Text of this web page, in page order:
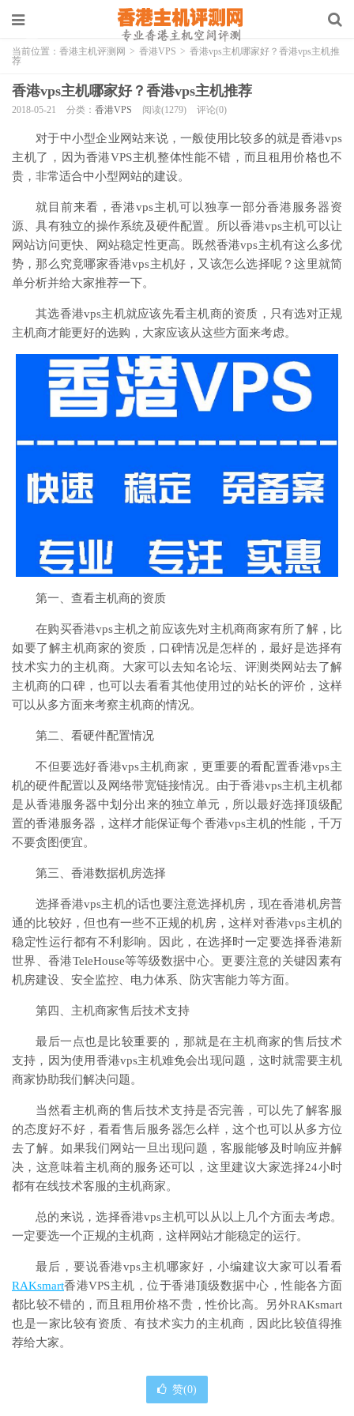
当前位置： 香港主机评测网 > 香港VPS > 香港vps主机哪家好？香港vps主机推
荐
香港vps主机哪家好？香港vps主机推荐
2018-05-21 分类： 香港VPS 阅读(1279) 评论(0)
对于中小型企业网站来说，一般使用比较多的就是香港vps
主机了，因为香港VPS主机整体性能不错，而且租用价格也不
贵，非常适合中小型网站的建设。
就目前来看，香港vps主机可以独享一部分香港服务器资
源、具有独立的操作系统及硬件配置。所以香港vps主机可以让
网站访问更快、网站稳定性更高。既然香港vps主机有这么多优
势，那么究竟哪家香港vps主机好，又该怎么选择呢？这里就简
单分析并给大家推荐一下。
其选香港vps主机就应该先看主机商的资质，只有选对正规
主机商才能更好的选购，大家应该从这些方面来考虑。
第一、查看主机商的资质
在购买香港vps主机之前应该先对主机商商家有所了解，比
如要了解主机商家的资质，口碑情况是怎样的，最好是选择有
技术实力的主机商。大家可以去知名论坛、评测类网站去了解
主机商的口碑，也可以去看看其他使用过的站长的评价，这样
可以从多方面来考察主机商的情况。
第二、看硬件配置情况
不但要选好香港vps主机商家，更重要的看配置香港vps主
机的硬件配置以及网络带宽链接情况。由于香港vps主机主机都
是从香港服务器中划分出来的独立单元，所以最好选择顶级配
置的香港服务器，这样才能保证每个香港vps主机的性能，千万
不要贪图便宜。
第三、香港数据机房选择
选择香港vps主机的话也要注意选择机房，现在香港机房普
通的比较好，但也有一些不正规的机房，这样对香港vps主机的
稳定性运行都有不利影响。因此，在选择时一定要选择香港新
世界、香港TeleHouse等等级数据中心。更要注意的关键因素有
机房建设、安全监控、电力体系、防灾害能力等方面。
第四、主机商家售后技术支持
最后一点也是比较重要的，那就是在主机商家的售后技术
支持，因为使用香港vps主机难免会出现问题，这时就需要主机
商家协助我们解决问题。
当然看主机商的售后技术支持是否完善，可以先了解客服
的态度好不好，看看售后服务器怎么样，这个也可以从多方位
去了解。如果我们网站一旦出现问题，客服能够及时响应并解
决，这意味着主机商的服务还可以，这里建议大家选择24小时
都有在线技术客服的主机商家。
总的来说，选择香港vps主机可以从以上几个方面去考虑。
一定要选一个正规的主机商，这样网站才能稳定的运行。
最后，要说香港vps主机哪家好，小编建议大家可以看看
RAKsmart香港VPS主机，位于香港顶级数据中心，性能各方面
都比较不错的，而且租用价格不贵，性价比高。另外RAKsmart
也是一家比较有资质、有技术实力的主机商，因此比较值得推
荐给大家。
赞(0)